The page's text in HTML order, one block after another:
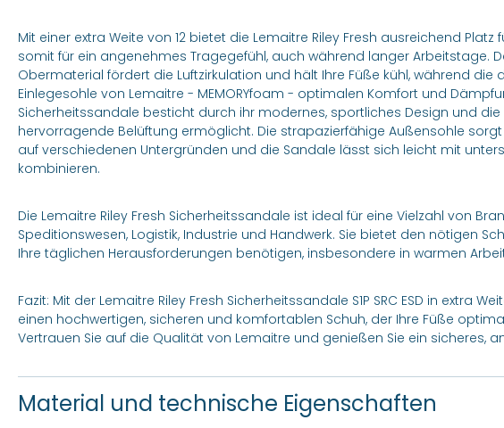
Mit einer extra Weite von 12 bietet die Lemaitre Riley Fresh ausreichend
somit für ein angenehmes Tragegefühl, auch während langer Arbeitstage.
Obermaterial fördert die Luftzirkulation und hält Ihre Füße kühl, während die
Einlegesohle von Lemaitre - MEMORYfoam - optimalen Komfort und
Sicherheitssandale besticht durch ihr modernes, sportliches Design und die
hervorragende Belüftung ermöglicht. Die strapazierfähige Außensohle
auf verschiedenen Untergründen und die Sandale lässt sich leicht mit
kombinieren.
Die Lemaitre Riley Fresh Sicherheitssandale ist ideal für eine Vielzahl von
Speditionswesen, Logistik, Industrie und Handwerk. Sie bietet den nötigen
Ihre täglichen Herausforderungen benötigen, insbesondere in warmen
Fazit: Mit der Lemaitre Riley Fresh Sicherheitssandale S1P SRC ESD in extra
einen hochwertigen, sicheren und komfortablen Schuh, der Ihre Füße
Vertrauen Sie auf die Qualität von Lemaitre und genießen Sie ein sicheres,
Material und technische Eigenschaften